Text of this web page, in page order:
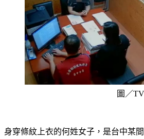
圖／
身穿條紋上衣的何姓女子，是台中某